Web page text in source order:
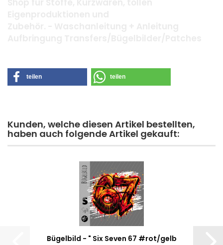
teilen teilen
Kunden, welche diesen Artikel bestellten,
haben auch folgende Artikel gekauft:
Bügelbild - " Six Seven 67 #rot/gelb